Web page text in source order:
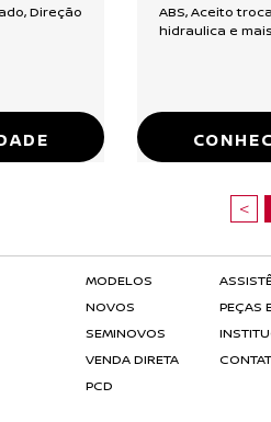
Direção
ABS, Aceito
hidraulica e
<
MODELOS
NOVOS
SEMINOVOS
VENDA DIRETA
PCD
PEÇAS